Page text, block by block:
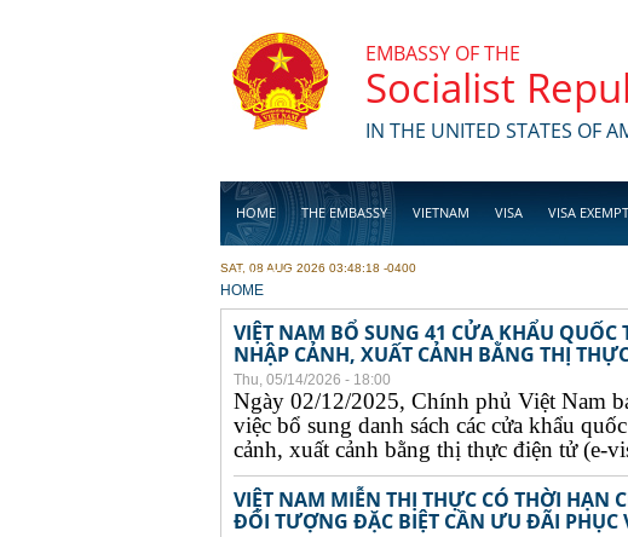
EMBASSY OF THE
Socialist
IN THE UNITED STATES OF
HOME THE EMBASSY VIETNAM VISA VISA
BUSINESS
SAT, 08 AUG 2026 03:48:18 -0400
YOU ARE HERE
HOME
VIỆT NAM BỔ SUNG 41 CỬA KHẨU
NHẬP CẢNH, XUẤT CẢNH BẰNG THỊ
Thu, 05/14/2026 - 18:00
Ngày 02/12/2025, Chính phủ Việt Nam
việc bổ sung danh sách các cửa khẩu
cảnh, xuất cảnh bằng thị thực điện tử (e-
VIỆT NAM MIỄN THỊ THỰC CÓ THỜI HẠN
ĐỐI TƯỢNG ĐẶC BIỆT CẦN ƯU ĐÃI PHỤC